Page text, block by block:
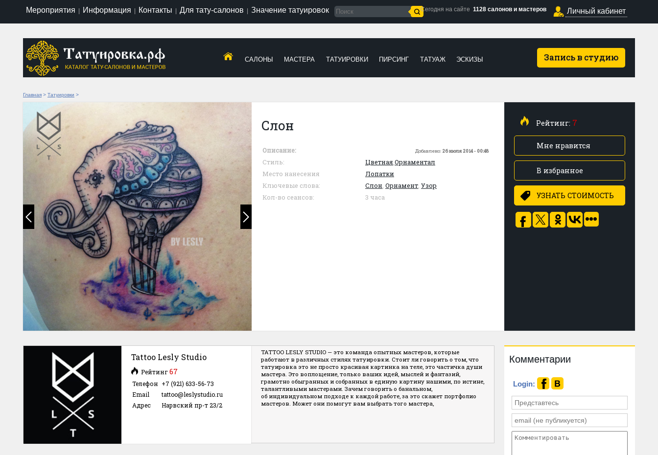
Мероприятия Информация Контакты Для тату-салонов Значение татуировок Сегодня на сайте 1128 салонов и мастеров Личный кабинет
Запись в студию
САЛОНЫ МАСТЕРА ТАТУИРОВКИ ПИРСИНГ ТАТУАЖ ЭСКИЗЫ
Главная > Татуировки >
Слон
Описание: Добавлено: 26 июля 2014 - 00:48
Стиль: Цветная,Орнаментал
Место нанесения
Лопатки
Ключевые слова:
Слон, Орнамент, Узор
Кол-во сеансов:
3 часа
Рейтинг: 7
Мне нравится
В избранное
УЗНАТЬ СТОИМОСТЬ
Tattoo Lesly Studio
Рейтинг67
Телефон +7 (921) 633-56-73
Email
tattoo@leslystudio.ru
Адрес
Нарвский пр-т 23/2
TATTOO LESLY STUDIO — это команда опытных мастеров, которые
работают в различных стилях татуировки. Стоит ли говорить о том, что
татуировка это не просто красивая картинка на теле, это частичка души
мастера. Это воплощение, только ваших идей, мыслей и фантазий,
грамотно обыгранных и собранных в единую картину нашими, по истине,
талантливыми мастерами. Зачем говорить о банальном,
об индивидуальном подходе к каждой работе, за это скажет портфолио
мастеров. Может они помогут вам выбрать того мастера,
Комментарии
Login: